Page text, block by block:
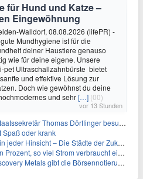
für Hund und Katze –
Eingewöhnung
Walldorf, 08.08.2026 (lifePR) -
Mundhygiene ist für die
deiner Haustiere genauso
wie für deine eigene. Unsere
pet Ultraschallzahnbürste bietet
und effektive Lösung zur
Doch wie gewöhnst du deine
und sehr[…] (00)
vor 13 Stunden
Thomas Dörflinger besucht Handwerksbetrieb im Kammerbezirk Freiburg
Spaß oder krank
Hinsicht – Die Städte der Zukunft sind grün-blau
so viel Strom verbraucht ein Aufzug im Gebäude
gibt die Börsennotierung an der Frankfurter Wertpapierbörse bekannt